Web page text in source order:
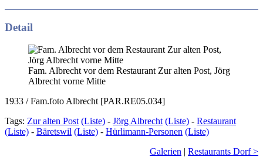
Detail
Fam. Albrecht vor dem Restaurant Zur alten Post, Jörg
Albrecht vorne Mitte
1933 / Fam.foto Albrecht [PAR.RE05.034]
Tags: Zur alten Post (Liste) - Jörg Albrecht (Liste) - Restaurant
(Liste) - Bäretswil (Liste) - Hürlimann-Personen (Liste)
Galerien | Restaurants Dorf >